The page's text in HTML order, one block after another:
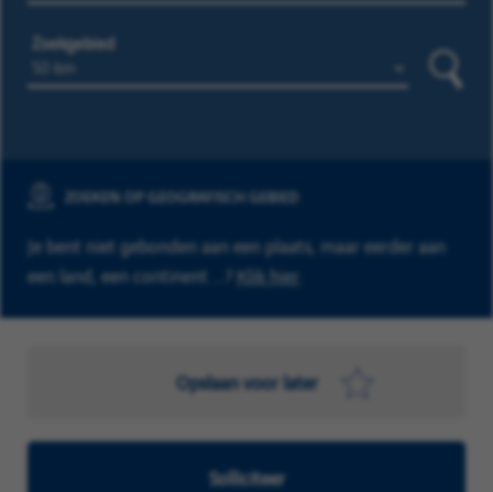
Zoekgebied
ZOEKEN OP GEOGRAFISCH GEBIED
Je bent niet gebonden aan een plaats, maar eerder aan
een land, een continent ...? Klik hier
Opslaan voor later
Solliciteer